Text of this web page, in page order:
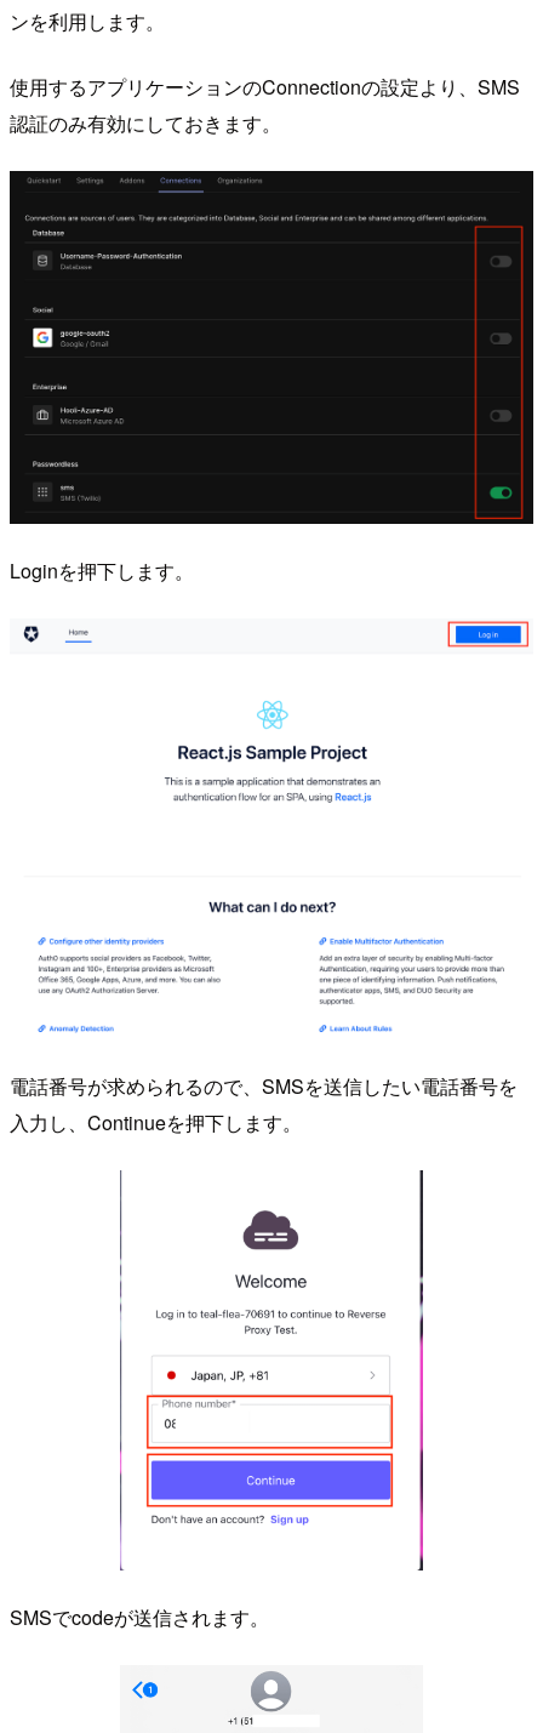
ンを利用します。
使用するアプリケーションのConnectionの設定より、SMS
認証のみ有効にしておきます。
Loginを押下します。
電話番号が求められるので、SMSを送信したい電話番号を
入力し、Continueを押下します。
SMSでcodeが送信されます。